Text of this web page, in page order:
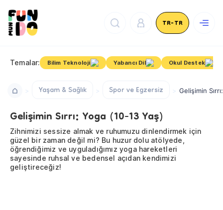
TR-TR
Temalar: Bilim Teknoloji Yabancı Dil Okul Destek
Yaşam & Sağlık Spor ve Egzersiz Gelişimin
Gelişimin Sırrı: Yoga (10-13 Yaş)
Zihnimizi sessize almak ve ruhumuzu dinlendirmek için
güzel bir zaman değil mi? Bu huzur dolu atölyede,
öğrendiğimiz ve uyguladığımız yoga hareketleri
sayesinde ruhsal ve bedensel açıdan kendimizi
geliştireceğiz!